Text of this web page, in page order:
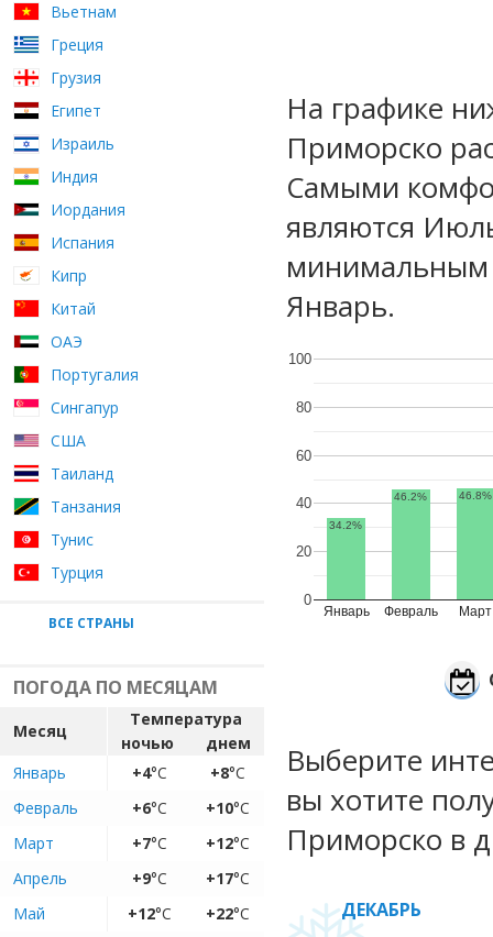
Вьетнам
Греция
Грузия
Египет
Израиль
Индия
Иордания
Испания
Кипр
Китай
ОАЭ
Португалия
Сингапур
США
Таиланд
Танзания
Тунис
Турция
ВСЕ СТРАНЫ
ПОГОДА ПО МЕСЯЦАМ
Месяц
Температура
ночью
днем
Январь
+4°C +8°C
Февраль
+6°C +10°C
Март
+7°C +12°C
Апрель
+9°C +17°C
Май
+12°C +22°C
На графике
Приморско
Самыми
являются
минимальным
Январь.
Январь Февраль Март
0
20
40
60
80
100
34.2%
46.2% 46.8%
Выберите
вы хотите
Приморско в
ДЕКАБРЬ